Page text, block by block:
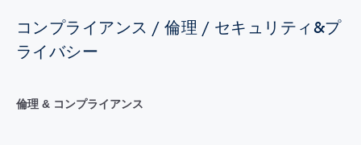
コンプライアンス / 倫理 / セキュリティ&プ
ライバシー
倫理 & コンプライアンス